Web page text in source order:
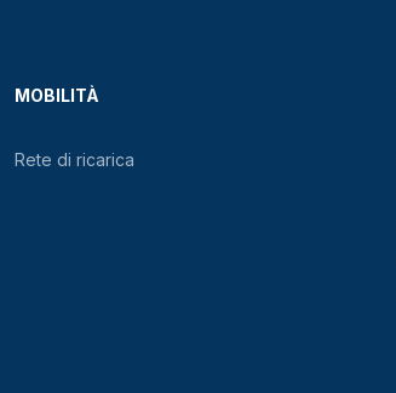
MOBILITÀ
Rete di ricarica